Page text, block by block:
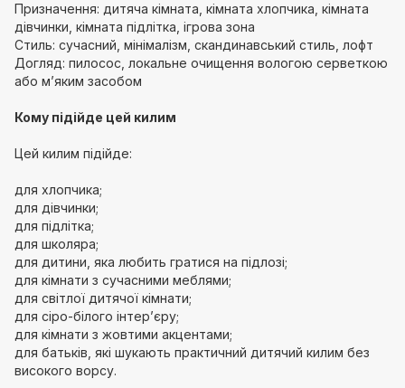
Призначення: дитяча кімната, кімната хлопчика, кімната
дівчинки, кімната підлітка, ігрова зона
Стиль: сучасний, мінімалізм, скандинавський стиль, лофт
Догляд: пилосос, локальне очищення вологою серветкою
або м’яким засобом
Кому підійде цей килим
Цей килим підійде:
для хлопчика;
для дівчинки;
для підлітка;
для школяра;
для дитини, яка любить гратися на підлозі;
для кімнати з сучасними меблями;
для світлої дитячої кімнати;
для сіро-білого інтер’єру;
для кімнати з жовтими акцентами;
для батьків, які шукають практичний дитячий килим без
високого ворсу.